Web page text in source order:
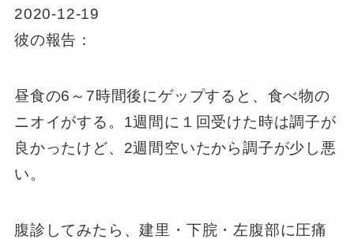
2020-12-19
彼の報告：
昼食の6～7時間後にゲップすると、食べ物の
ニオイがする。1週間に１回受けた時は調子が
良かったけど、2週間空いたから調子が少し悪
い。
腹診してみたら、建里・下脘・左腹部に圧痛